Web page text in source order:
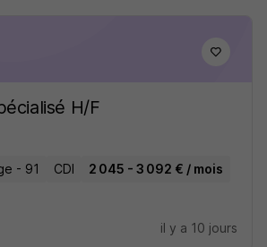
H/F
- 91 CDI 2 045 - 3 092 € / mois
il y a 10 jours